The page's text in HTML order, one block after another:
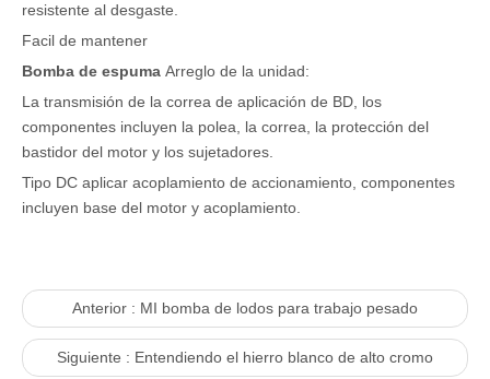
resistente al desgaste.
Facil de mantener
Bomba de espuma Arreglo de la unidad:
La transmisión de la correa de aplicación de BD, los
componentes incluyen la polea, la correa, la protección del
bastidor del motor y los sujetadores.
Tipo DC aplicar acoplamiento de accionamiento, componentes
incluyen base del motor y acoplamiento.
Anterior : MI bomba de lodos para trabajo pesado
Siguiente : Entendiendo el hierro blanco de alto cromo